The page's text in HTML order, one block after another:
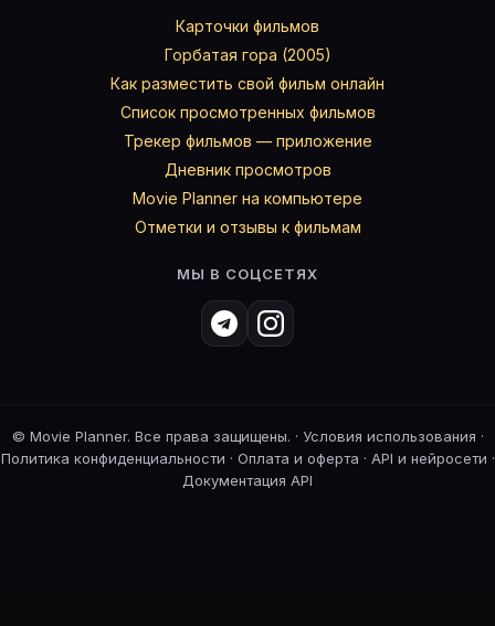
Карточки фильмов
Горбатая гора (2005)
Как разместить свой фильм онлайн
Список просмотренных фильмов
Трекер фильмов — приложение
Дневник просмотров
Movie Planner на компьютере
Отметки и отзывы к фильмам
МЫ В СОЦСЕТЯХ
© Movie Planner. Все права защищены. · Условия использования ·
Политика конфиденциальности · Оплата и оферта · API и нейросети ·
Документация API